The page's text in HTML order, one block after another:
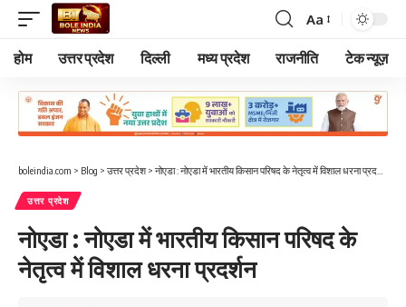
Font
Resizer
Aa
होम उत्तर प्रदेश दिल्ली मध्य प्रदेश राजनीति टेक न्यूज़
boleindia.com > Blog > उत्तर प्रदेश> नोएडा : नोएडा में भारतीय किसान परिषद के नेतृत्व में विशाल धरना प्रदर्शन
उत्तर प्रदेश
नोएडा : नोएडा में भारतीय किसान परिषद के
नेतृत्व में विशाल धरना प्रदर्शन